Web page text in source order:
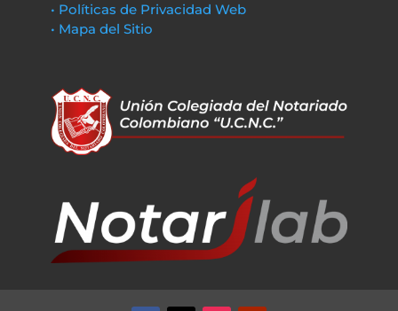
• Políticas de Privacidad Web
• Mapa del Sitio